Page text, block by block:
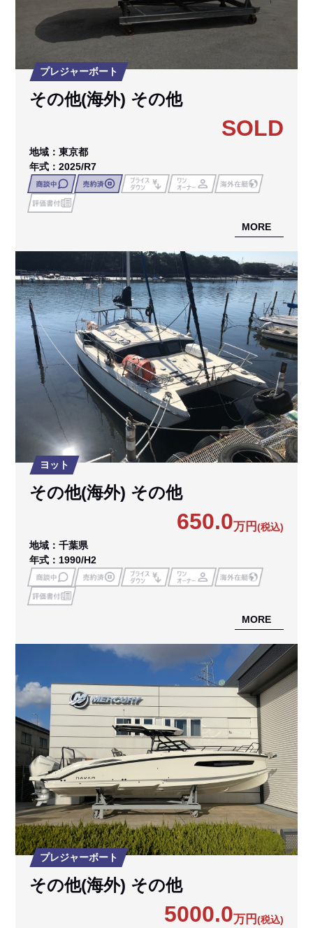
プレジャーボート
その他(海外) その他
SOLD
地域：東京都
年式：2025/R7
MORE
ヨット
その他(海外) その他
650.0万円(税込)
地域：千葉県
年式：1990/H2
MORE
プレジャーボート
その他(海外) その他
5000.0万円(税込)